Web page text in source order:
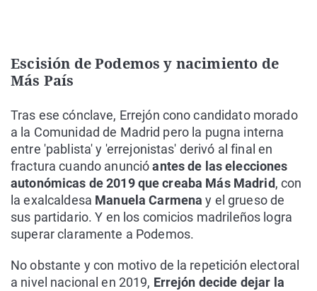
Escisión de Podemos y nacimiento de
Más País
Tras ese cónclave, Errejón cono candidato morado
a la Comunidad de Madrid pero la pugna interna
entre 'pablista' y 'errejonistas' derivó al final en
fractura cuando anuncióantes de las elecciones
autonómicas de 2019 que creaba Más Madrid, con
la exalcaldesa Manuela Carmena y el grueso de
sus partidario. Y en los comicios madrileños logra
superar claramente a Podemos.
No obstante y con motivo de la repetición electoral
a nivel nacional en 2019, Errejón decide dejar la